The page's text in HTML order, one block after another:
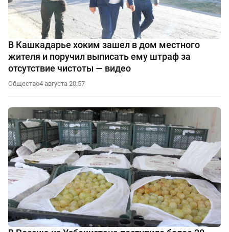
В Кашкадарье хоким зашел в дом местного
жителя и поручил выписать ему штраф за
отсутствие чистоты — видео
Общество4 августа 20:57